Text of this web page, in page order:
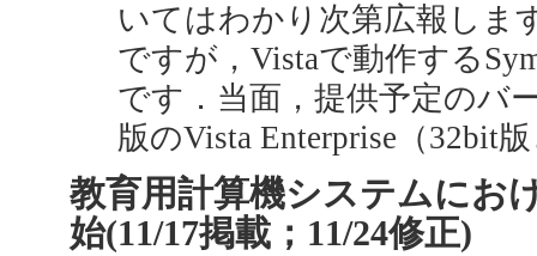
いてはわかり次第広報しま
ですが，Vistaで動作する
です．当面，提供予定のバ
版のVista Enterprise（32bit
教育用計算機システムにお
始(11/17掲載；11/24修正)